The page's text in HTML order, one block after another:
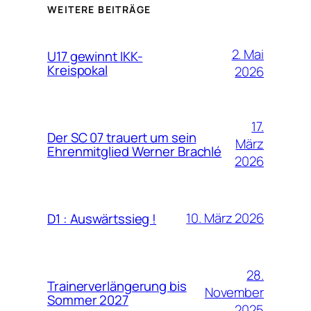
WEITERE BEITRÄGE
U17 gewinnt IKK-
Kreispokal
2. Mai
2026
Der SC 07 trauert um sein
Ehrenmitglied Werner Brachlé
17.
März
2026
D1 : Auswärtssieg ! 10. März 2026
Trainerverlängerung bis
Sommer 2027
28.
November